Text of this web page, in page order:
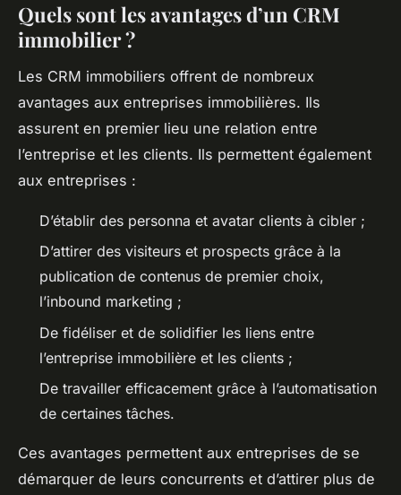
Quels sont les avantages d’un CRM
immobilier ?
Les CRM immobiliers offrent de nombreux
avantages aux entreprises immobilières. Ils
assurent en premier lieu une relation entre
l’entreprise et les clients. Ils permettent également
aux entreprises :
D’établir des personna et avatar clients à cibler ;
D’attirer des visiteurs et prospects grâce à la
publication de contenus de premier choix,
l’inbound marketing ;
De fidéliser et de solidifier les liens entre
l’entreprise immobilière et les clients ;
De travailler efficacement grâce à l’automatisation
de certaines tâches.
Ces avantages permettent aux entreprises de se
démarquer de leurs concurrents et d’attirer plus de